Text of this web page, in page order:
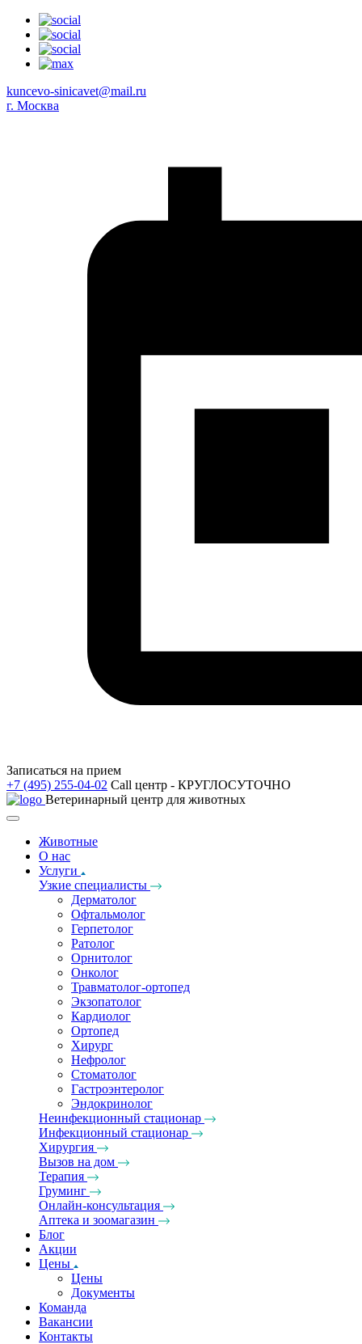
kuncevo-sinicavet@mail.ru
г. Москва
Записаться на прием
+7 (495) 255-04-02 Call центр - КРУГЛОСУТОЧНО
Ветеринарный центр для животных
Животные
О нас
Услуги
Узкие специалисты
Дерматолог
Офтальмолог
Герпетолог
Ратолог
Орнитолог
Онколог
Травматолог-ортопед
Экзопатолог
Кардиолог
Ортопед
Хирург
Нефролог
Стоматолог
Гастроэнтеролог
Эндокринолог
Неинфекционный стационар
Инфекционный стационар
Хирургия
Вызов на дом
Терапия
Груминг
Онлайн-консультация
Аптека и зоомагазин
Блог
Акции
Цены
Цены
Документы
Команда
Вакансии
Контакты